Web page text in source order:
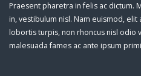
Praesent pharetra in felis ac dictum.
in, vestibulum nisl. Nam euismod,
lobortis turpis, non rhoncus nisl odio
malesuada fames ac ante ipsum